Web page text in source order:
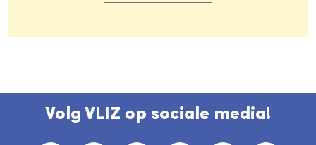
Volg VLIZ op sociale media!